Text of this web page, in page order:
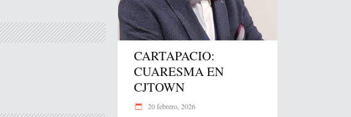
CARTAPACIO:
CUARESMA EN
CJTOWN
20 febrero, 2026